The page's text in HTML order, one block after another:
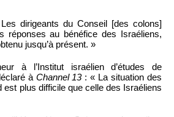
dirigeants du Conseil [des colons]
réponses au bénéfice des Israéliens,
jusqu’à présent. »
à l’Institut israélien d’études de
à Channel 13: « La situation des
est plus difficile que celle des Israéliens